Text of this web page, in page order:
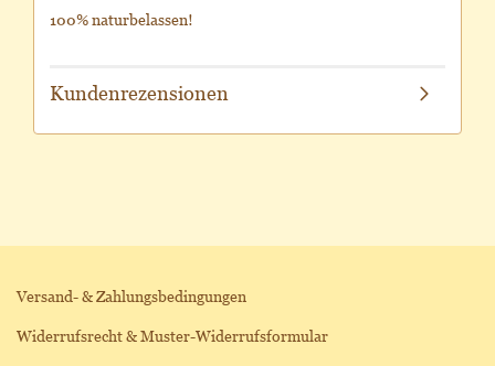
100% naturbelassen!
Kundenrezensionen
Versand- & Zahlungsbedingungen
Widerrufsrecht & Muster-Widerrufsformular